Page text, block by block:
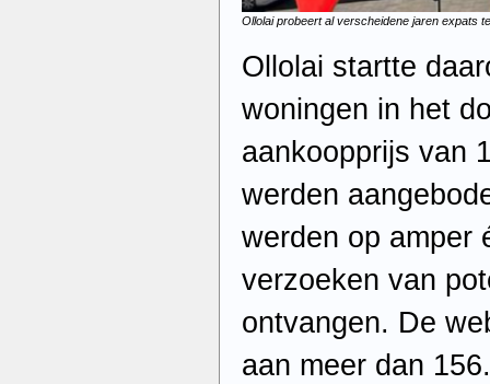
Ollolai probeert al verscheidene jaren expats
Ollolai startte
woningen in het
aankoopprijs van
werden
werden op amper
verzoeken van
ontvangen. De
aan meer dan